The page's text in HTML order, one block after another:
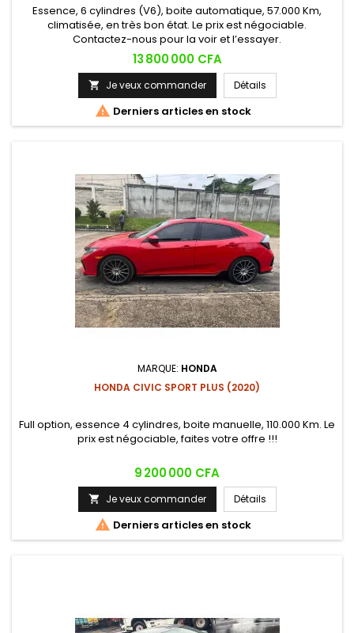
Essence, 6 cylindres (V6), boite automatique, 57.000 Km,
climatisée, en très bon état. Le prix est négociable.
Contactez-nous pour la voir et l’essayer.
Prix
13 800 000 CFA
 Je veux commander Détails
 Derniers articles en stock
MARQUE: HONDA
HONDA CIVIC SPORT PLUS (2020)
Full option, essence 4 cylindres, boite manuelle, 110.000 Km. Le
prix est négociable, faites votre offre !!!
Prix
9 200 000 CFA
 Je veux commander Détails
 Derniers articles en stock